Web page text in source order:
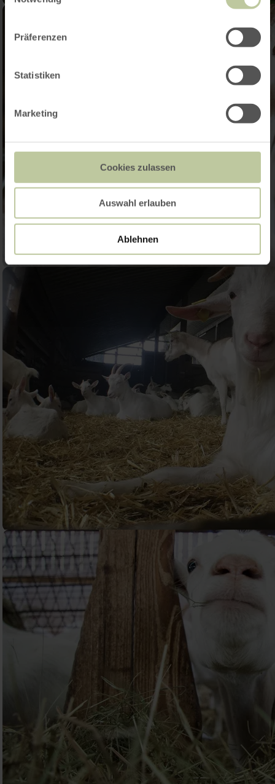
Präferenzen
Statistiken
Marketing
Cookies zulassen
Auswahl erlauben
Ablehnen